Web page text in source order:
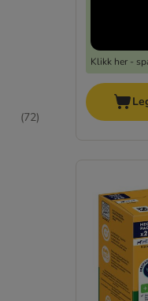
(72)
Klikk her -